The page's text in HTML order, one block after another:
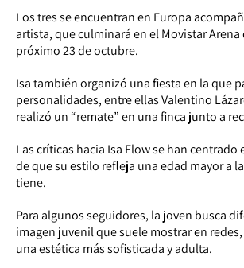
Los tres se encuentran en Europa
artista, que culminará en el Movistar Arena
próximo 23 de octubre.
Isa también organizó una fiesta en la que
personalidades, entre ellas Valentino
realizó un “remate” en una finca junto a
Las críticas hacia Isa Flow se han centrado
de que su estilo refleja una edad mayor a
tiene.
Para algunos seguidores, la joven busca
imagen juvenil que suele mostrar en
una estética más sofisticada y adulta.